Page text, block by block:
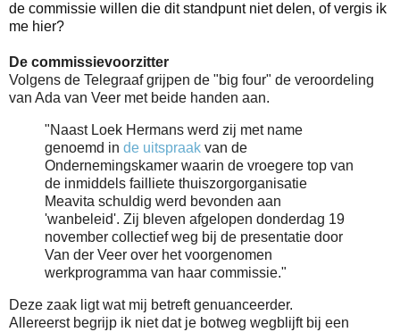
de commissie willen die dit standpunt niet delen, of vergis ik
me hier?
De commissievoorzitter
Volgens de Telegraaf grijpen de "big four" de veroordeling
van Ada van Veer met beide handen aan.
"Naast Loek Hermans werd zij met name
genoemd in de uitspraak van de
Ondernemingskamer waarin de vroegere top van
de inmiddels failliete thuiszorgorganisatie
Meavita schuldig werd bevonden aan
'wanbeleid'. Zij bleven afgelopen donderdag 19
november collectief weg bij de presentatie door
Van der Veer over het voorgenomen
werkprogramma van haar commissie."
Deze zaak ligt wat mij betreft genuanceerder.
Allereerst begrijp ik niet dat je botweg wegblijft bij een